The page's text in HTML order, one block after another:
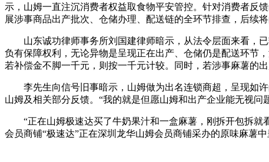
示，山姆一直注沉消费者权益取食物平安管控。针对消费者反
展涉事商品出产批次、仓储办理、配送链的全环节排查，后续
山东诚功律师事务所刘国建律师暗示，从法令层面来看，已
负有保障权利，无论异物是呈现正在出产、仓储仍是配送环节
若补偿金不脚一千元，则按一千元计较。同时，若涉事麻薯的
李先生向信号旧事暗示，山姆做为出名连锁商超，呈现如许
山姆及相关部分反馈。“我的就是但愿山姆和出产企业能无视问
“正在山姆极速达买了牛奶果汁和一盒麻薯，刚拆开包拆就
会员商铺“极速达”正在深圳龙华山姆会员商铺采办的原味麻薯